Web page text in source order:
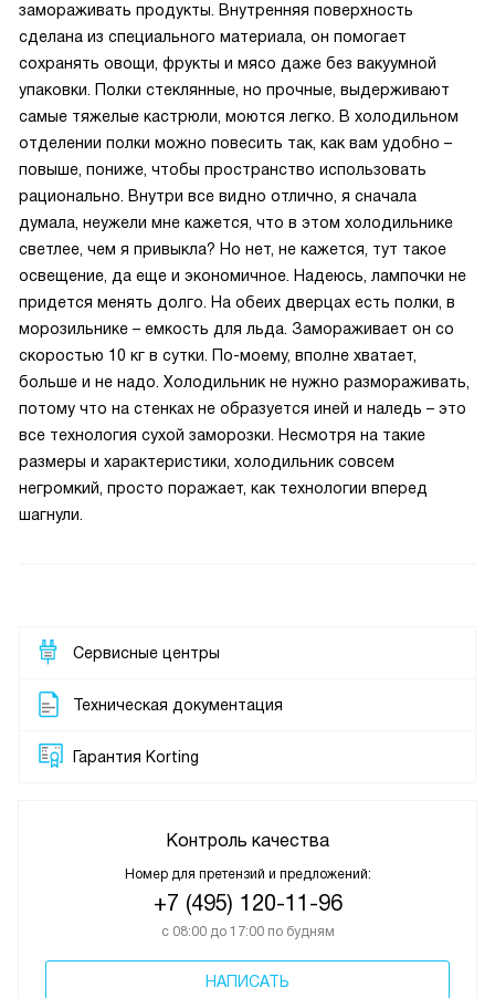
замораживать продукты. Внутренняя поверхность
сделана из специального материала, он помогает
сохранять овощи, фрукты и мясо даже без вакуумной
упаковки. Полки стеклянные, но прочные, выдерживают
самые тяжелые кастрюли, моются легко. В холодильном
отделении полки можно повесить так, как вам удобно –
повыше, пониже, чтобы пространство использовать
рационально. Внутри все видно отлично, я сначала
думала, неужели мне кажется, что в этом холодильнике
светлее, чем я привыкла? Но нет, не кажется, тут такое
освещение, да еще и экономичное. Надеюсь, лампочки не
придется менять долго. На обеих дверцах есть полки, в
морозильнике – емкость для льда. Замораживает он со
скоростью 10 кг в сутки. По-моему, вполне хватает,
больше и не надо. Холодильник не нужно размораживать,
потому что на стенках не образуется иней и наледь – это
все технология сухой заморозки. Несмотря на такие
размеры и характеристики, холодильник совсем
негромкий, просто поражает, как технологии вперед
шагнули.
Сервисные центры
Техническая документация
Гарантия Korting
Контроль качества
Номер для претензий и предложений:
+7 (495) 120-11-96
с 08:00 до 17:00 по будням
НАПИСАТЬ